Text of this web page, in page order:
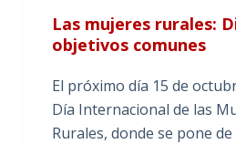
Las mujeres rurales:
objetivos comunes
El próximo día 15 de
Día Internacional de las
Rurales, donde se pone